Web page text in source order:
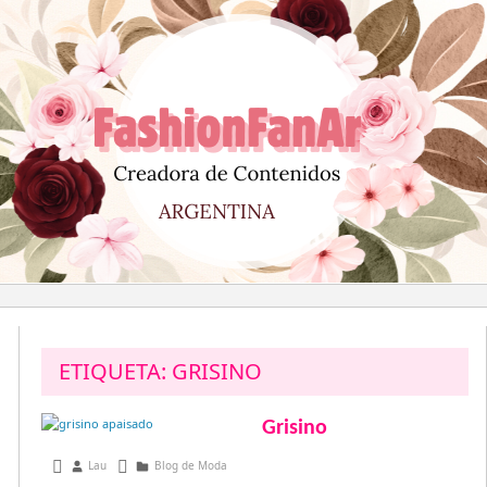
al
contenido
ETIQUETA: GRISINO
Grisino
abril 4, 2016
Lau Blog de Moda